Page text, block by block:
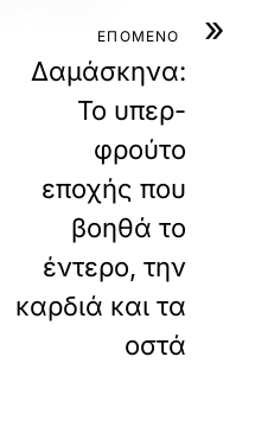
»
ΕΠΟΜΕΝΟ
Δαμάσκηνα:
Το υπερ-
φρούτο
εποχής που
βοηθά το
έντερο, την
καρδιά και τα
οστά